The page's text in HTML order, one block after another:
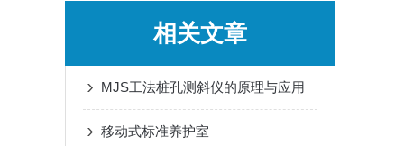
相关文章
MJS工法桩孔测斜仪的原理与应用
移动式标准养护室